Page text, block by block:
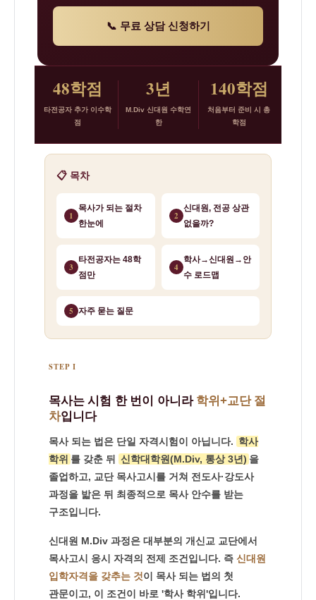
행
타
공
학
학
취
하
는
방
법
정
리
📞 무료 상담 신청하기
48학점
타전공자 추가 이수학
점
3년
M.Div 신대원 수학연
한
140학점
처음부터 준비 시 총
학점
📋 목차
1
목사가 되는 절차
한눈에
2
신대원, 전공 상관
없을까?
3
타전공자는 48학
점만
4
학사→신대원→안
수 로드맵
5 자주 묻는 질문
STEP I
목사는 시험 한 번이 아니라 학위+교단 절
차입니다
목사 되는 법은 단일 자격시험이 아닙니다. 학사
학위 를 갖춘 뒤 신학대학원(M.Div, 통상 3년) 을
졸업하고, 교단 목사고시를 거쳐 전도사·강도사
과정을 밟은 뒤 최종적으로 목사 안수를 받는
구조입니다.
신대원 M.Div 과정은 대부분의 개신교 교단에서
목사고시 응시 자격의 전제 조건입니다. 즉 신대원
입학자격을 갖추는 것이 목사 되는 법의 첫
관문이고, 이 조건이 바로 '학사 학위'입니다.